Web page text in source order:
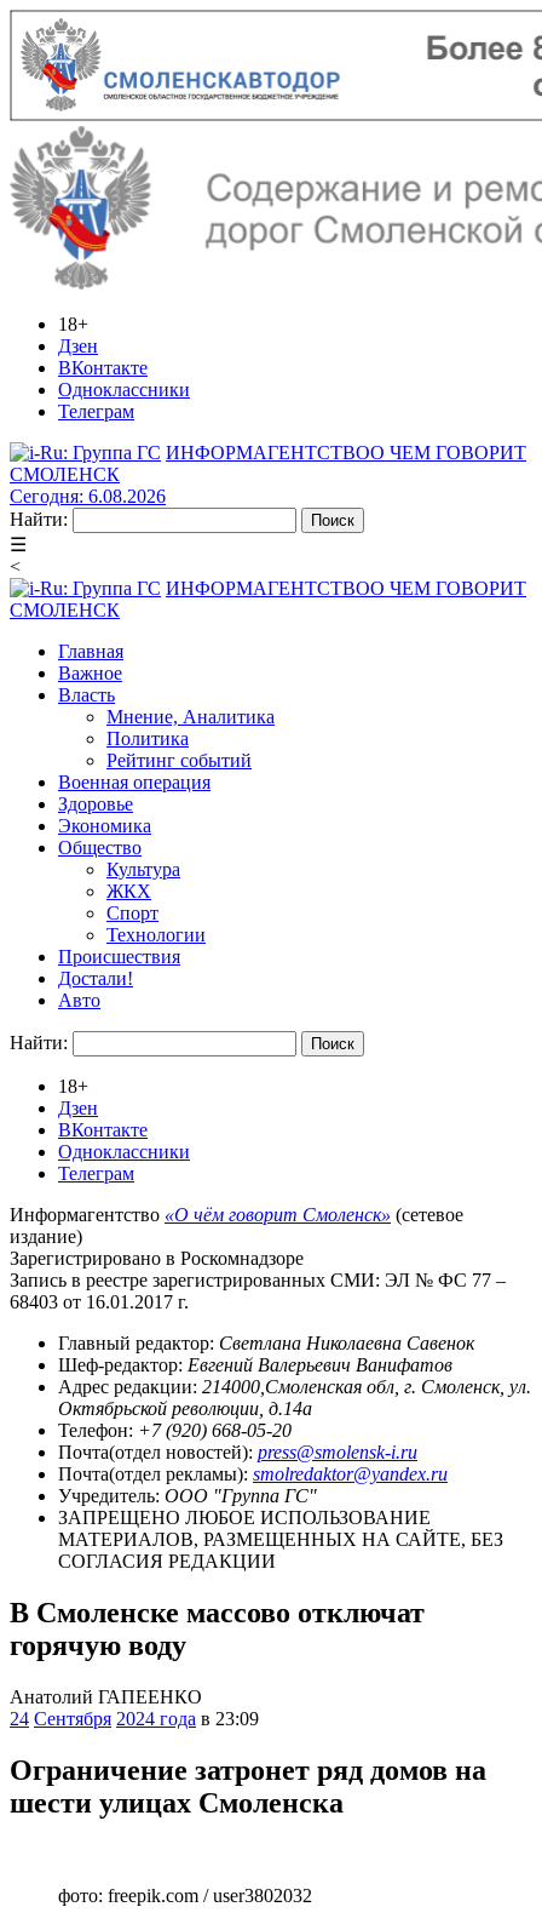
18+
Дзен
ВКонтакте
Одноклассники
Телеграм
ИНФОРМАГЕНТСТВОО ЧЕМ ГОВОРИТ
СМОЛЕНСК
Сегодня: 6.08.2026
Найти:
☰
<
ИНФОРМАГЕНТСТВОО ЧЕМ ГОВОРИТ
СМОЛЕНСК
Главная
Важное
Власть
Мнение, Аналитика
Политика
Рейтинг событий
Военная операция
Здоровье
Экономика
Общество
Культура
ЖКХ
Спорт
Технологии
Происшествия
Достали!
Авто
Найти:
18+
Дзен
ВКонтакте
Одноклассники
Телеграм
Информагентство «О чём говорит Смоленск» (сетевое
издание)
Зарегистрировано в Роскомнадзоре
Запись в реестре зарегистрированных СМИ: ЭЛ № ФС 77 –
68403 от 16.01.2017 г.
Главный редактор: Светлана Николаевна Савенок
Шеф-редактор: Евгений Валерьевич Ванифатов
Адрес редакции: 214000,Смоленская обл, г. Смоленск, ул.
Октябрьской революции, д.14а
Телефон: +7 (920) 668-05-20
Почта(отдел новостей): press@smolensk-i.ru
Почта(отдел рекламы): smolredaktor@yandex.ru
Учредитель: ООО "Группа ГС"
ЗАПРЕЩЕНО ЛЮБОЕ ИСПОЛЬЗОВАНИЕ
МАТЕРИАЛОВ, РАЗМЕЩЕННЫХ НА САЙТЕ, БЕЗ
СОГЛАСИЯ РЕДАКЦИИ
В Смоленске массово отключат
горячую воду
Анатолий ГАПЕЕНКО
24 Сентября 2024 года в 23:09
Ограничение затронет ряд домов на
шести улицах Смоленска
фото: freepik.com / user3802032